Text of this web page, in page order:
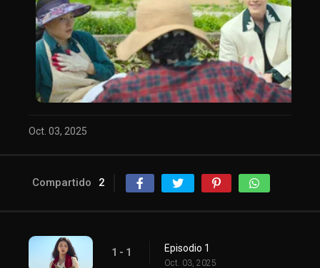
Oct. 03, 2025
Compartido 2
1 - 1 Episodio 1
Oct. 03, 2025